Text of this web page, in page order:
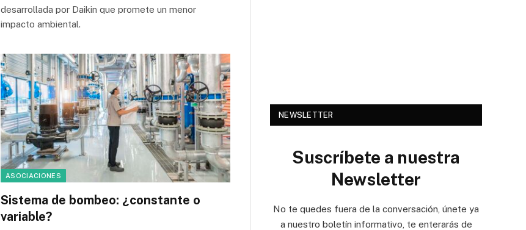
desarrollada por Daikin que promete un menor
impacto ambiental.
ASOCIACIONES
Sistema de bombeo: ¿constante o
variable?
NEWSLETTER
Suscríbete a nuestra
Newsletter
No te quedes fuera de la conversación, únete ya
a nuestro boletín informativo, te enterarás de